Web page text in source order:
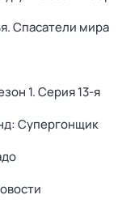
Спасатели мира
1. Серия 13-я
Супергонщик